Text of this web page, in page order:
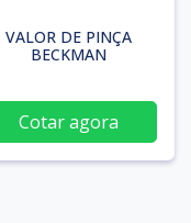
VALOR DE PINÇA
BECKMAN
Cotar agora